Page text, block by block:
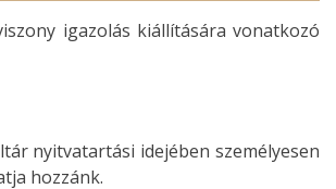
igazolás kiállítására vonatkozó
nyitvatartási idejében személyesen
hozzánk.